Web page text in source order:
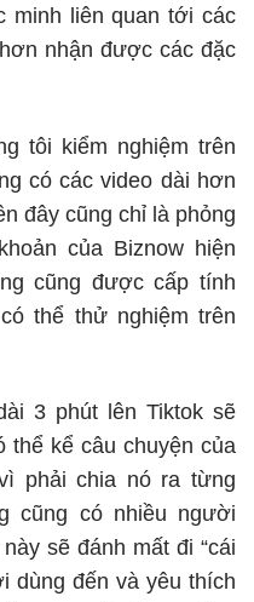
minh liên quan tới các
nhận được các đặc
tôi kiểm nghiệm trên
có các video dài hơn
đây cũng chỉ là phỏng
của Biznow hiện
cũng được cấp tính
thể thử nghiệm trên
3 phút lên Tiktok sẽ
thể kể câu chuyện của
phải chia nó ra từng
cũng có nhiều người
sẽ đánh mất đi “cái
dùng đến và yêu thích